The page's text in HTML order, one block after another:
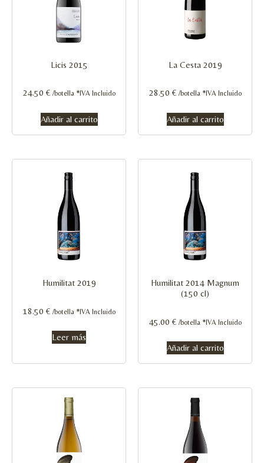
Licis 2015
24.50 € /botella *IVA Incluido
Añadir al carrito
La Cesta 2019
28.50 € /botella *IVA Incluido
Añadir al carrito
Humilitat 2019
18.50 € /botella *IVA Incluido
Leer más
Humilitat 2014 Magnum
(150 cl)
45.00 € /botella *IVA Incluido
Añadir al carrito